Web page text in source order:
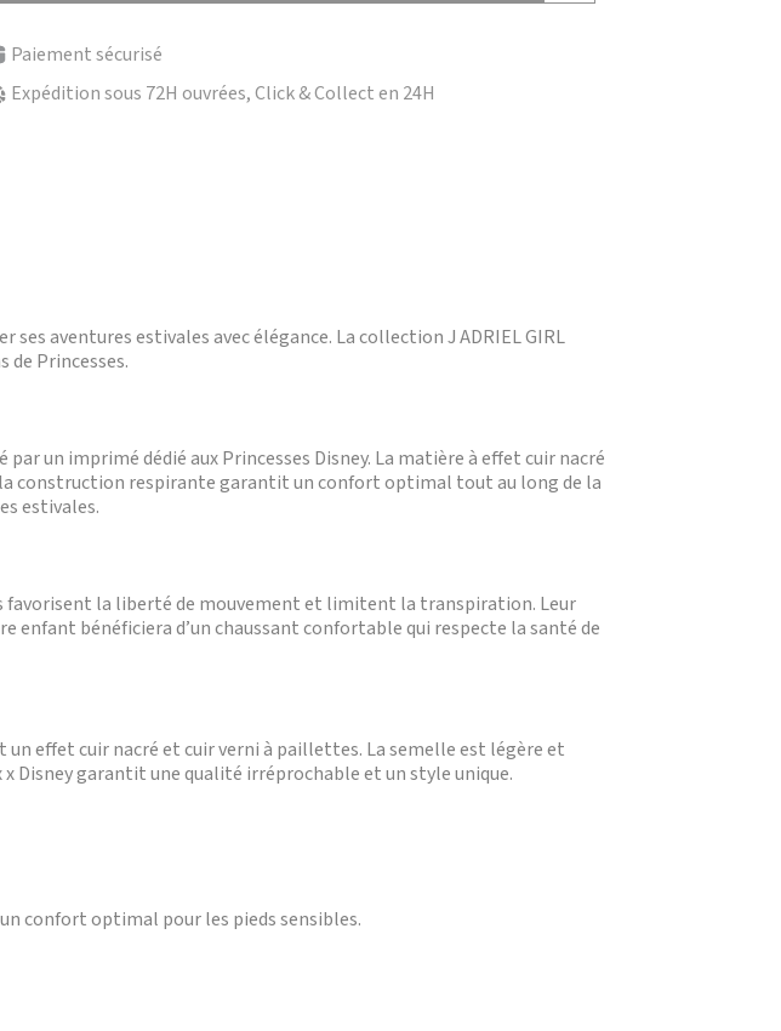
Paiement sécurisé
Expédition sous 72H ouvrées, Click & Collect en 24H
aventures estivales avec élégance. La collection J ADRIEL GIRL
de Princesses.
un imprimé dédié aux Princesses Disney. La matière à effet cuir nacré
construction respirante garantit un confort optimal tout au long de la
estivales.
favorisent la liberté de mouvement et limitent la transpiration. Leur
enfant bénéficiera d’un chaussant confortable qui respecte la santé de
effet cuir nacré et cuir verni à paillettes. La semelle est légère et
Disney garantit une qualité irréprochable et un style unique.
confort optimal pour les pieds sensibles.